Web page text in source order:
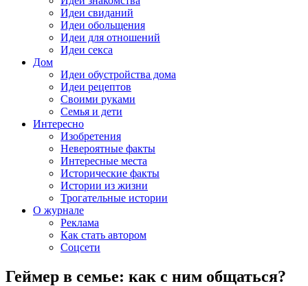
Идеи свиданий
Идеи обольщения
Идеи для отношений
Идеи секса
Дом
Идеи обустройства дома
Идеи рецептов
Своими руками
Семья и дети
Интересно
Изобретения
Невероятные факты
Интересные места
Исторические факты
Истории из жизни
Трогательные истории
О журнале
Реклама
Как стать автором
Соцсети
Геймер в семье: как с ним общаться?